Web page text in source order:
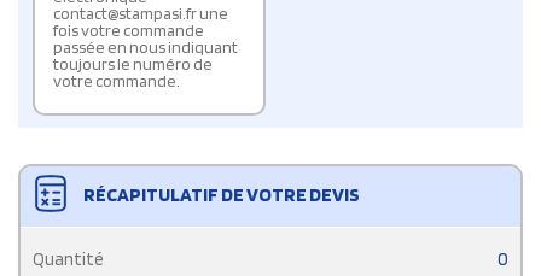
contact@stampasi.fr une
fois votre commande
passée en nous indiquant
toujours le numéro de
votre commande.
RÉCAPITULATIF DE VOTRE DEVIS
Quantité 0